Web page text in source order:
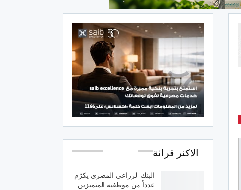
الاكثر قرائة
البنك الزراعي المصري يكرّم
عدداً من موظفيه المتميزين